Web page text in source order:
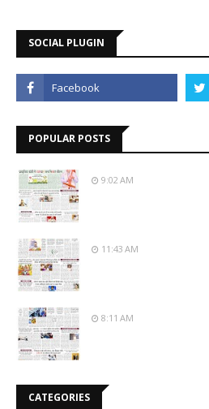
SOCIAL PLUGIN
POPULAR POSTS
9:02 AM
11:43 AM
8:11 AM
CATEGORIES